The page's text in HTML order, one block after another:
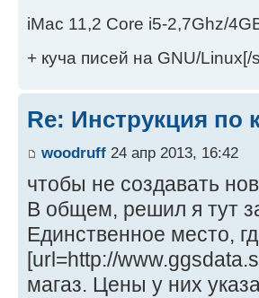
iMac 11,2 Core i5-2,7Ghz/
+ куча писей на GNU/Linux[/
Re: Инструкция по
woodruff 24 апр 2013, 16:42
чтобы не создавать
В общем, решил я тут
Единственное место,
[url=http://
магаз. Цены у них